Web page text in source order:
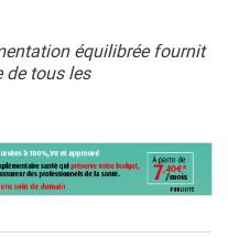
équilibrée fournit
de tous les